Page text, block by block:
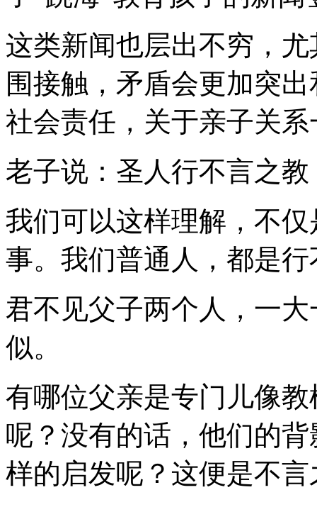
这类新闻也层出不穷，
围接触，矛盾会更加突
社会责任，关于亲子关
老子说：圣人行不言之
我们可以这样理解，不
事。我们普通人，都是
君不见父子两个人，一
似。
有哪位父亲是专门儿像
呢？没有的话，他们的
样的启发呢？这便是不言